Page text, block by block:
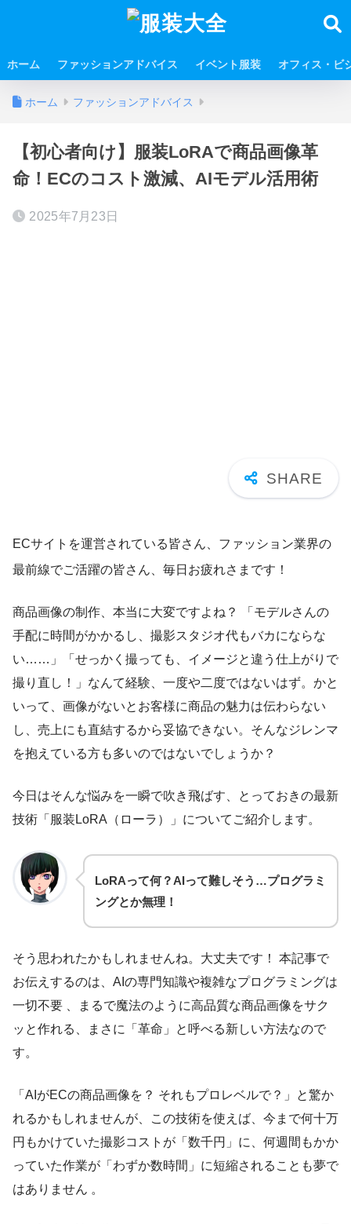
ホーム ファッションアドバイス イベント服装 オフィス・ビ
ホーム ファッションアドバイス
【初心者向け】服装LoRAで商品画像革
命！ECのコスト激減、AIモデル活用術
2025年7月23日
ECサイトを運営されている皆さん、ファッション業界の
最前線でご活躍の皆さん、毎日お疲れさまです！
商品画像の制作、本当に大変ですよね？ 「モデルさんの
手配に時間がかかるし、撮影スタジオ代もバカにならな
い……」「せっかく撮っても、イメージと違う仕上がりで
撮り直し！」なんて経験、一度や二度ではないはず。かと
いって、画像がないとお客様に商品の魅力は伝わらない
し、売上にも直結するから妥協できない。そんなジレンマ
を抱えている方も多いのではないでしょうか？
今日はそんな悩みを一瞬で吹き飛ばす、とっておきの最新
技術「服装LoRA（ローラ）」についてご紹介します。
LoRAって何？AIって難しそう…プログラミ
ングとか無理！
そう思われたかもしれませんね。大丈夫です！ 本記事で
お伝えするのは、AIの専門知識や複雑なプログラミングは
一切不要 、まるで魔法のように高品質な商品画像をサク
ッと作れる、まさに「革命」と呼べる新しい方法なので
す。
「AIがECの商品画像を？ それもプロレベルで？」と驚か
れるかもしれませんが、この技術を使えば、今まで何十万
円もかけていた撮影コストが「数千円」に、何週間もかか
っていた作業が「わずか数時間」に短縮されることも夢で
はありません 。